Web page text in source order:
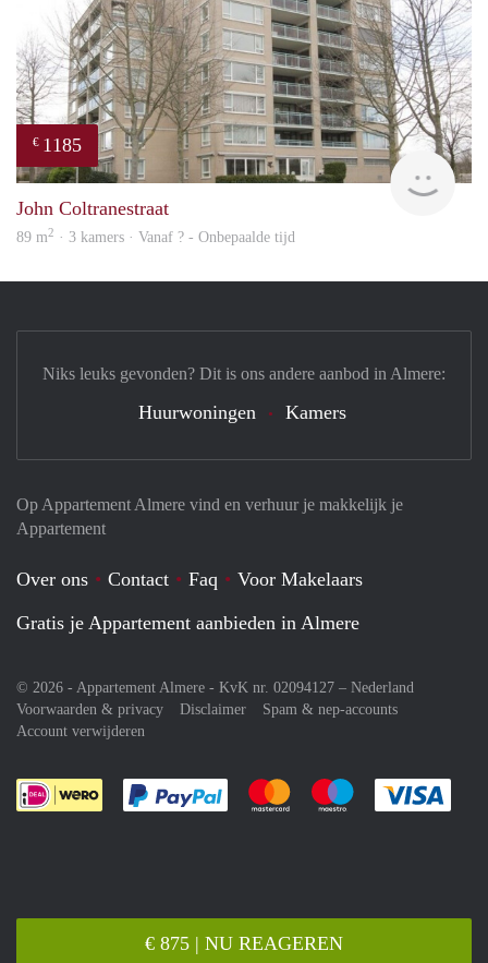
€ 875 | NU REAGEREN
€ 1185
John Coltranestraat
89 m2 · 3 kamers · Vanaf ? - Onbepaalde tijd
Op Appartement Almere vind en verhuur je makkelijk je
Appartement
Over ons Contact Faq
Voor Makelaars
Gratis je Appartement aanbieden in Almere
© 2026 - Appartement Almere - KvK nr. 02094127 – Nederland
Voorwaarden & privacy
Disclaimer
Spam & nep-accounts
Account verwijderen
Je rekent gemakkelijk af met Paypal
Je rekent gemakkelijk af met
Je rekent
Niks leuks gevonden? Dit is ons andere aanbod in Almere:
Huurwoningen Kamers